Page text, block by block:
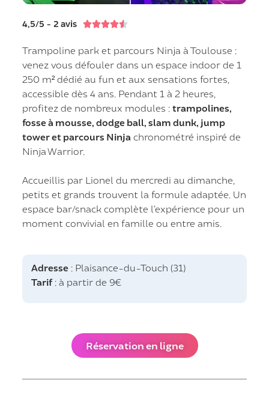
4,5/5 - 2 avis 
Trampoline park et parcours Ninja à Toulouse :
venez vous défouler dans un espace indoor de 1
250 m² dédié au fun et aux sensations fortes,
accessible dès 4 ans. Pendant 1 à 2 heures,
profitez de nombreux modules :trampolines,
fosse à mousse, dodge ball, slam dunk, jump
tower et parcours Ninja chronométré inspiré de
Ninja Warrior.
Accueillis par Lionel du mercredi au dimanche,
petits et grands trouvent la formule adaptée. Un
espace bar/snack complète l’expérience pour un
moment convivial en famille ou entre amis.
Adresse : Plaisance-du-Touch (31)
Tarif: à partir de 9€
Réservation en ligne